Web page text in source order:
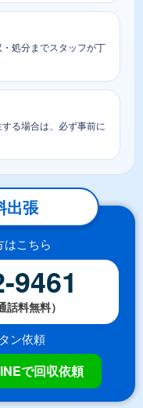
処分までスタッフが丁
る場合は、必ず事前に
出張
はこちら
9461
料無料）
ン依頼
で回収依頼